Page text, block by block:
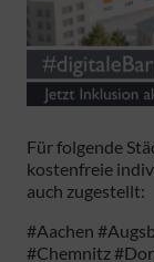
Für folgende
kostenfreie
auch zugestellt:
#Aachen
#Chemnitz